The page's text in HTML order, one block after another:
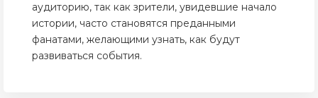
аудиторию, так как зрители, увидевшие начало
истории, часто становятся преданными
фанатами, желающими узнать, как будут
развиваться события.